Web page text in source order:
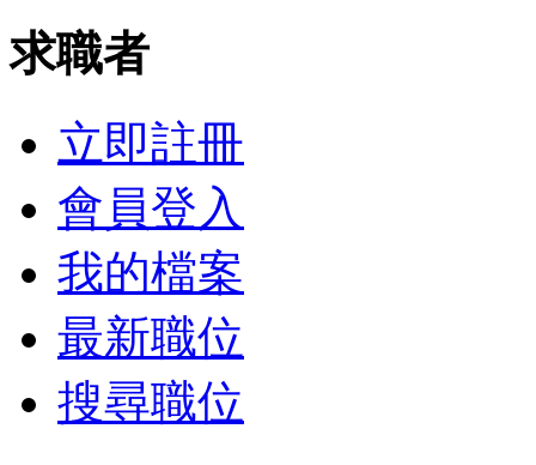
求職者
立即註冊
會員登入
我的檔案
最新職位
搜尋職位